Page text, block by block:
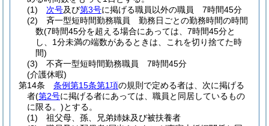
(1)
次号及び第3号に掲げる職員以外の職員 7時間45分
(2)
斉一型短時間勤務職員 勤務日ごとの勤務時間の時間
数(7時間45分を超える場合にあっては、7時間45分と
し、1分未満の端数があるときは、これを切り捨てた時
間)
(3)
不斉一型短時間勤務職員 7時間45分
(介護休暇)
第14条
条例第15条第1項の規則で定める者は、次に掲げる
者(第2号に掲げる者にあっては、職員と同居しているもの
に限る。)とする。
(1)
祖父母、孫、兄弟姉妹及び被扶養者